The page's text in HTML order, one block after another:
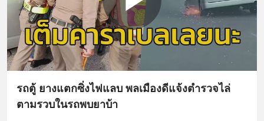
รถตู้ ยางแตกซิ่งไฟแลบ พลเมืองดีแจ้งตำรวจไล่
ตามรวบในรถพบยาบ้า